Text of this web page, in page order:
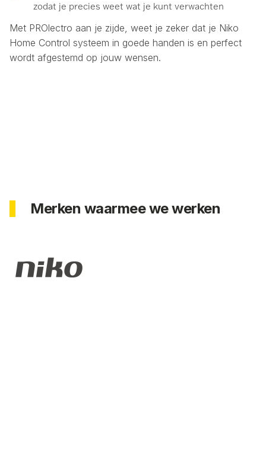
zodat je precies weet wat je kunt verwachten
Met PROlectro aan je zijde, weet je zeker dat je Niko
Home Control systeem in goede handen is en perfect
wordt afgestemd op jouw wensen.
Merken waarmee we werken